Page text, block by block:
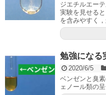
ジエチルエー
実験を見せる
を含みやすく
勉強になる
2020/6/5
ベンゼンと臭
ェノール類の